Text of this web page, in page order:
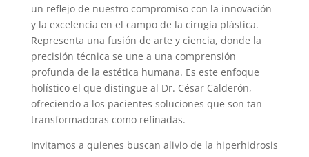
un reflejo de nuestro compromiso con la innovación
y la excelencia en el campo de la cirugía plástica.
Representa una fusión de arte y ciencia, donde la
precisión técnica se une a una comprensión
profunda de la estética humana. Es este enfoque
holístico el que distingue al Dr. César Calderón,
ofreciendo a los pacientes soluciones que son tan
transformadoras como refinadas.
Invitamos a quienes buscan alivio de la hiperhidrosis